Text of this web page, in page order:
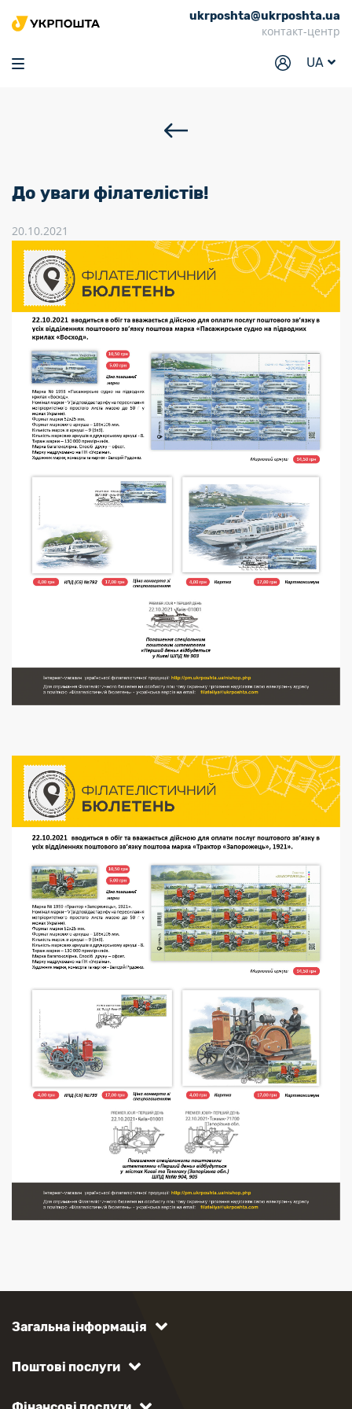
ukrposhta@ukrposhta.ua
контакт-центр
UA
Головна
Маркет
Філателія
Кар’єра
Для бізнесу
До уваги філателістів!
20.10.2021
Загальна інформація
Поштові послуги